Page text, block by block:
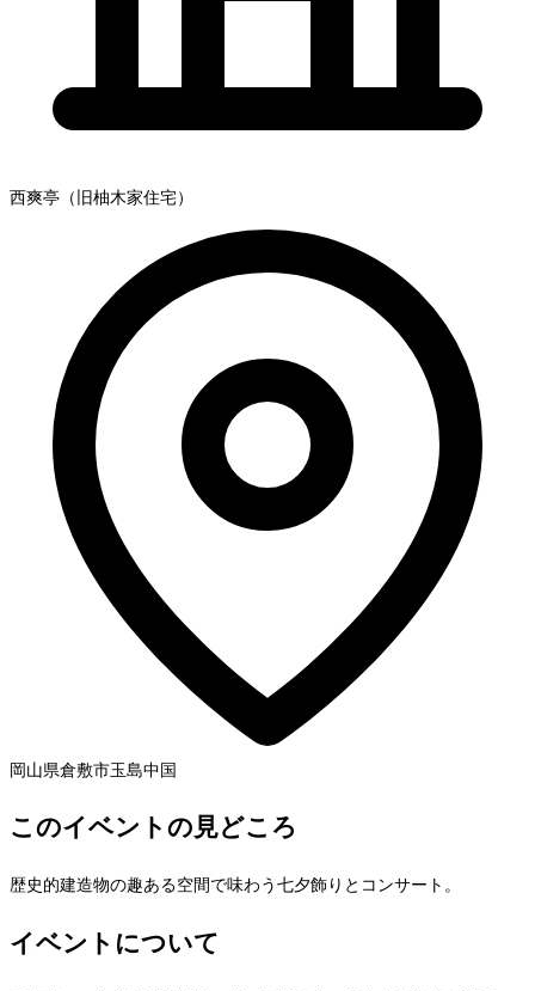
西爽亭（旧柚木家住宅）
岡山県倉敷市玉島中国
このイベントの見どころ
歴史的建造物の趣ある空間で味わう七夕飾りとコンサート。
イベントについて